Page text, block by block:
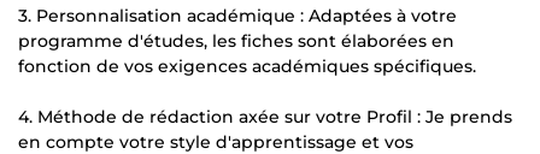
3. Personnalisation académique : Adaptées à votre
programme d'études, les fiches sont élaborées en
fonction de vos exigences académiques spécifiques.
4. Méthode de rédaction axée sur votre Profil : Je prends
en compte votre style d'apprentissage et vos